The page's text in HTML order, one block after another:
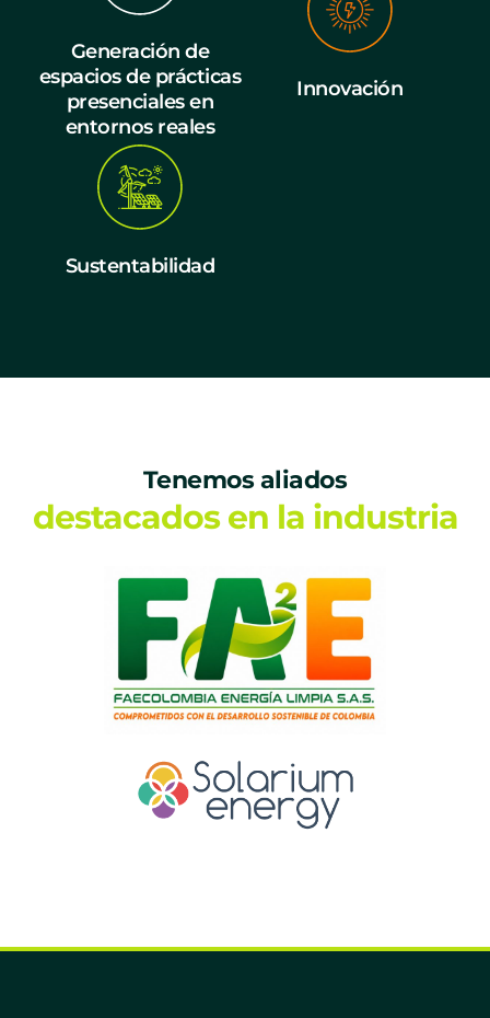
Generación de
espacios de prácticas
presenciales en
entornos reales
Innovación
Sustentabilidad
Tenemos aliados
destacados en la industria